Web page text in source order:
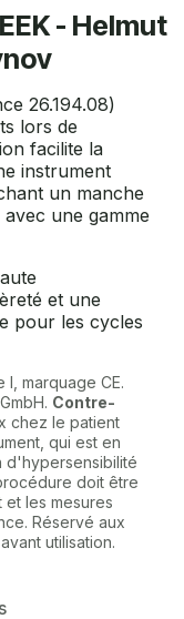
- Helmut
26.194.08)
lors de
facilite la
instrument
un manche
une gamme
et une
pour les cycles
I, marquage CE.
Contre-
chez le patient
qui est en
d'hypersensibilité
doit être
les mesures
Réservé aux
utilisation.